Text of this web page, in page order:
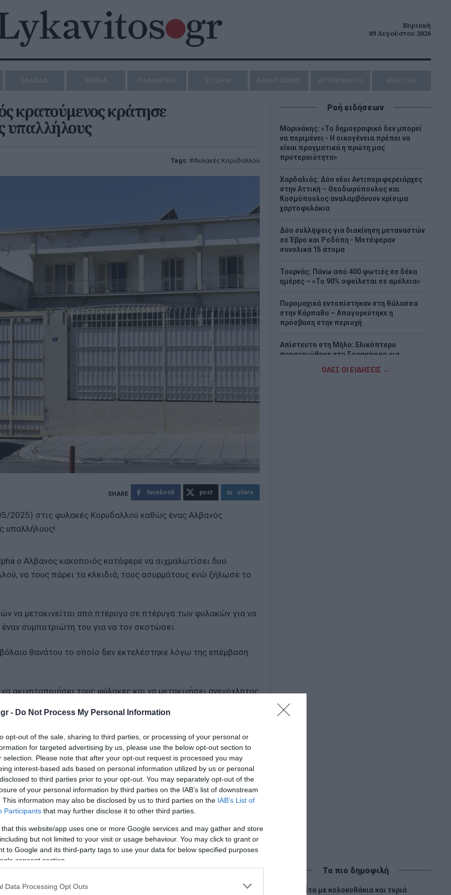
- Do Not Process My Personal Information
opt-out of the sale, sharing to third parties, or processing of your personal or
for targeted advertising by us, please use the below opt-out section to
selection. Please note that after your opt-out request is processed you may
interest-based ads based on personal information utilized by us or personal
to third parties prior to your opt-out. You may separately opt-out of the
of your personal information by third parties on the IAB’s list of downstream
This information may also be disclosed by us to third parties on the IAB’s List of
Participants that may further disclose it to other third parties.
that this website/app uses one or more Google services and may gather and store
but not limited to your visit or usage behaviour. You may click to grant or
to Google and its third-party tags to use your data for below specified purposes
consent section.
Data Processing Opt Outs
Κυριακή
09 Αυγούστου 2026
κρατούμενος κράτησε
υπαλλήλους
Tags: Φυλακές Κορυδαλλού
facebook post share
2025) στις φυλακές Κορυδαλλού καθώς ένας Αλβανός
υπαλλήλους!
ο Αλβανός κακοποιός κατάφερε να αιχμαλωτίσει δυο
να τους πάρει τα κλειδιά, τους ασυρμάτους ενώ ξήλωσε το
να μετακινείται από πτέρυγα σε πτέρυγα των φυλακών για να
συμπατριώτη του για να τον σκοτώσει.
θανάτου το οποίο δεν εκτελέστηκε λόγω της επέμβαση
τους φύλακες και να μετακινήσει ανενόχλητος
άλλη.
τρεις θανάτους στην ίδια οικογένεια
σε λεωφορεία
ζευγάρι και το 2 ετών παιδί τους
Lykavitos.gr στο Google News
όλες τις ειδήσεις
Ροή ειδήσεων
Μαρινάκης: «Το δημογραφικό δεν μπορεί
να περιμένει - Η οικογένεια πρέπει να
είναι πραγματικά η πρώτη μας
προτεραιότητα»
Χαρδαλιάς: Δύο νέοι Αντιπεριφερειάρχες
στην Αττική – Θεοδωρόπουλος και
Κοσμόπουλος αναλαμβάνουν κρίσιμα
χαρτοφυλάκια
Δύο συλλήψεις για διακίνηση μεταναστών
σε Έβρο και Ροδόπη - Μετέφεραν
συνολικά 15 άτομα
Τουρνάς: Πάνω από 400 φωτιές σε δέκα
ημέρες – «Το 90% οφείλεται σε αμέλεια»
Πυρομαχικά εντοπίστηκαν στη θάλασσα
στην Κάρπαθο – Απαγορεύτηκε η
πρόσβαση στην περιοχή
Απίστευτο στη Μήλο: Ελικόπτερο
προσγειώθηκε στο Σαρακήνικο για…
ΟΛΕΣ ΟΙ ΕΙΔΗΣΕΙΣ →
Τα πιο δημοφιλή
Πίτα με κολοκυθάκια και τυριά